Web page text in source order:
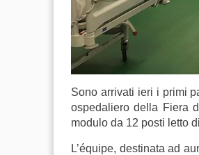
Sono arrivati ieri i primi
ospedaliero della Fiera
modulo da 12 posti letto
L’équipe, destinata ad